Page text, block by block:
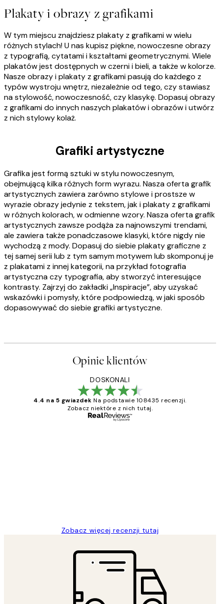
Plakaty i obrazy z grafikami
W tym miejscu znajdziesz plakaty z grafikami w wielu
różnych stylach! U nas kupisz piękne, nowoczesne obrazy
z typografią, cytatami i kształtami geometrycznymi. Wiele
plakatów jest dostępnych w czerni i bieli, a także w kolorze.
Nasze obrazy i plakaty z grafikami pasują do każdego z
typów wystroju wnętrz, niezależnie od tego, czy stawiasz
na stylowość, nowoczesność, czy klasykę. Dopasuj obrazy
z grafikami do innych naszych plakatów i obrazów i utwórz
z nich stylowy kolaż.
Grafiki artystyczne
Grafika jest formą sztuki w stylu nowoczesnym,
obejmującą kilka różnych form wyrazu. Nasza oferta grafik
artystycznych zawiera zarówno stylowe i prostsze w
wyrazie obrazy jedynie z tekstem, jak i plakaty z grafikami
w różnych kolorach, w odmienne wzory. Nasza oferta grafik
artystycznych zawsze podąża za najnowszymi trendami,
ale zawiera także ponadczasowe klasyki, które nigdy nie
wychodzą z mody. Dopasuj do siebie plakaty graficzne z
tej samej serii lub z tym samym motywem lub skomponuj je
z plakatami z innej kategorii, na przykład fotografia
artystyczna czy typografia, aby stworzyć interesujące
kontrasty. Zajrzyj do zakładki „Inspiracje”, aby uzyskać
wskazówki i pomysły, które podpowiedzą, w jaki sposób
dopasowywać do siebie grafiki artystyczne.
Opinie klientów
DOSKONALI
4.4 na 5 gwiazdek Na podstawie 108435 recenzji.
Zobacz niektóre z nich tutaj.
Zobacz więcej recenzji tutaj